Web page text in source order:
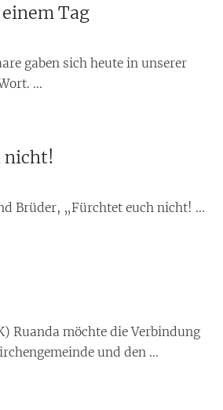
Tag
gaben sich heute in unserer
...
nicht!
Brüder, „Fürchtet euch nicht! ...
Ruanda möchte die Verbindung
und den ...